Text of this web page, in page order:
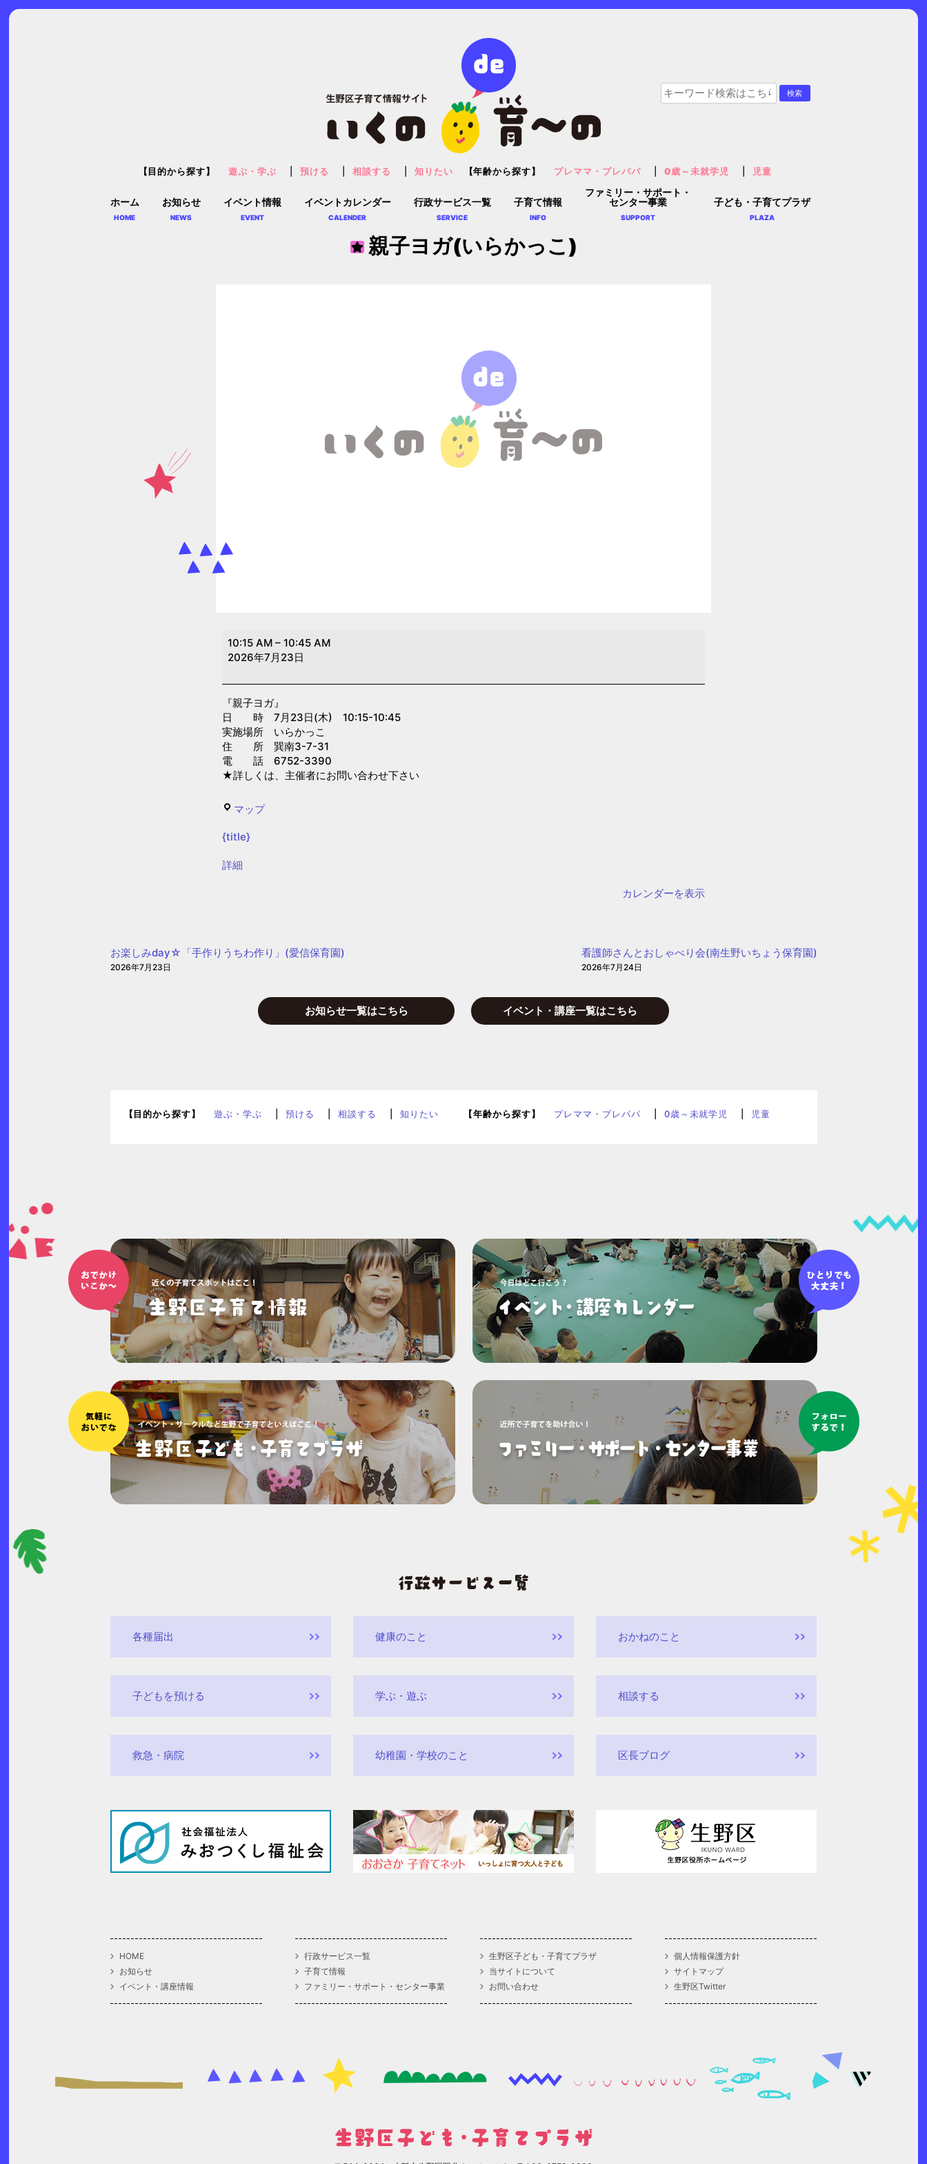
ホーム
HOME
お知らせ
NEWS
イベント情報
EVENT
イベントカレンダー
CALENDER
行政サービス一覧
SERVICE
子育て情報
INFO
ファミリー・サポート・
センター事業
SUPPORT
子ども・子育てプラザ
PLAZA
【目的から探す】 遊ぶ・学ぶ 預ける 相談する 知りたい 【年齢から探す】 プレママ・プレパパ 0歳～未就学児 児童
親子ヨガ(いらかっこ)
親
子
(い
ら
か
っ
こ)
10:15 AM – 10:45 AM
2026年7月23日
『親子ヨガ』
日 時 7月23日(木) 10:15-10:45
実施場所 いらかっこ
住 所 巽南3-7-31
電 話 6752-3390
★詳しくは、主催者にお問い合わせ下さい
マップい
{title}
{title}
詳細
カレンダーを表示
お楽しみday☆「手作りうちわ作り」(愛信保育園)
2026年7月23日
看護師さんとおしゃべり会(南生野いちょう保育園)
2026年7月24日
お知らせ一覧はこちら イベント・講座一覧はこちら
【目的から探す】 遊ぶ・学ぶ 預ける 相談する 知りたい 【年齢から探す】 プレママ・プレパパ 0歳～未就学児 児童
各種届出 健康のこと おかねのこと
子どもを預ける 学ぶ・遊ぶ 相談する
救急・病院 幼稚園・学校のこと 区長ブログ
HOME
お知らせ
イベント・講座情報
行政サービス一覧
子育て情報
ファミリー・サポート・センター事業
生野区子ども・子育てプラザ
当サイトについて
お問い合わせ
個人情報保護方針
サイトマップ
生野区Twitter